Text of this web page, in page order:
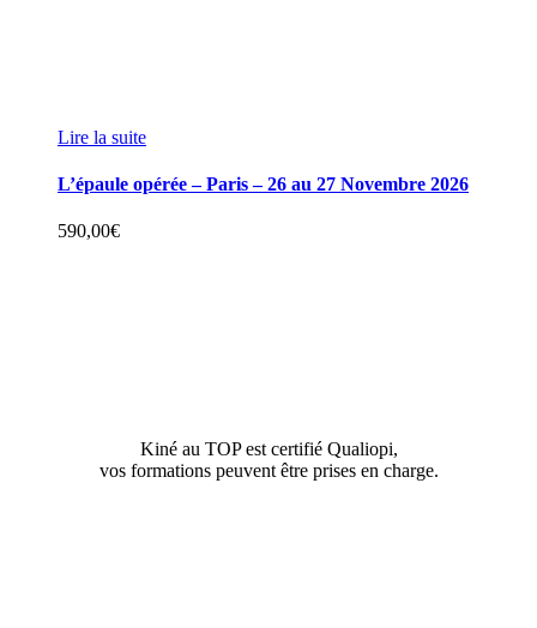
Lire la suite
L’épaule opérée – Paris – 26 au 27 Novembre 2026
590,00€
Kiné au TOP est certifié Qualiopi,
vos formations peuvent être prises en charge.